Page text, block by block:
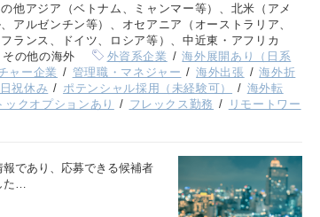
他アジア（ベトナム、ミャンマー等）、北米（アメ
アルゼンチン等）、オセアニア（オーストラリア、
ランス、ドイツ、ロシア等）、中近東・アフリカ
の他の海外
外資系企業
海外展開あり（日系
ャー企業 管理職・マネジャー 海外出張
海外折
祝休み ポテンシャル採用（未経験可）
海外転
ックオプションあり フレックス勤務
リモートワー
であり、応募できる候補者
た…